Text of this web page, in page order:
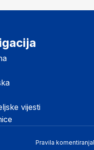
vijesti
Pravila komentiranja